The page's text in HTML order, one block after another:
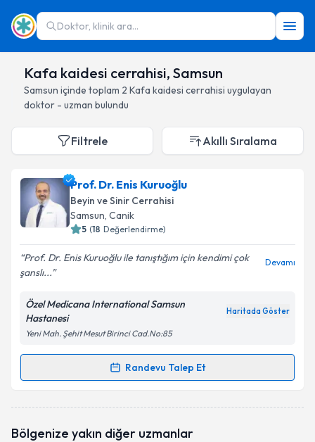
Doktor, klinik ara...
Kafa kaidesi cerrahisi, Samsun
Samsun içinde toplam 2 Kafa kaidesi cerrahisi uygulayan
doktor - uzman bulundu
Filtrele Akıllı Sıralama
Prof. Dr. Enis Kuruoğlu
Beyin ve Sinir Cerrahisi
Samsun, Canik
5 (18 Değerlendirme)
Prof. Dr. Enis Kuruoğlu ile tanıştığım için kendimi çok
şanslı...
Devamı
Özel Medicana International Samsun
Hastanesi
Haritada Göster
Yeni Mah. Şehit Mesut Birinci Cad.No:85
Randevu Talep Et
Randevu Takvimi Talebi
oluşturun. Size bu uzmandan randevu almanız için bir
Bölgenize yakın diğer uzmanlar